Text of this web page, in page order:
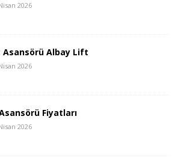
2026
Asansörü Albay Lift
2026
Fiyatları
2026